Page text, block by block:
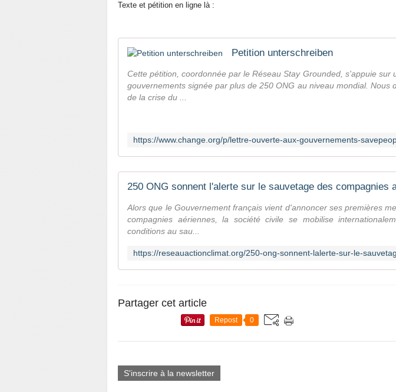
Texte et pétition en ligne là :
Petition unterschreiben
Cette pétition, coordonnée par le Réseau Stay Grounded, s'appuie sur
gouvernements signée par plus de 250 ONG au niveau mondial. Nous
de la crise du ...
250 ONG sonnent l'alerte sur le sauvetage des compagnies
Alors que le Gouvernement français vient d'annoncer ses premières
compagnies aériennes, la société civile se mobilise
conditions au sau...
Partager cet article
Repost 0
S'inscrire à la newsletter